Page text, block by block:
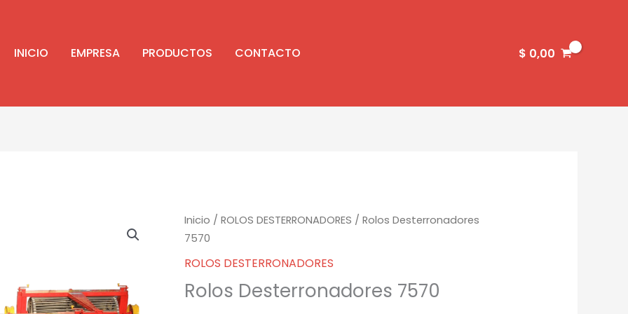
INICIO EMPRESA PRODUCTOS CONTACTO $ 0,00
Inicio /ROLOS DESTERRONADORES / Rolos Desterronadores
7570
ROLOS DESTERRONADORES
Rolos Desterronadores 7570